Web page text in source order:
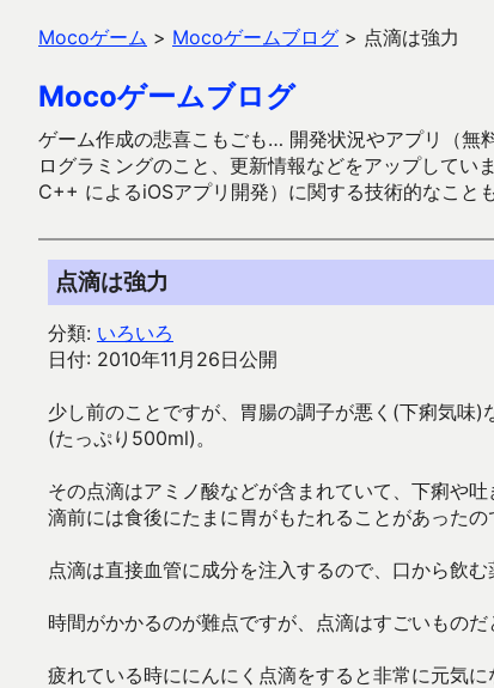
Mocoゲーム > Mocoゲームブログ > 点滴は強力
Mocoゲームブログ
ゲーム作成の悲喜こもごも… 開発状況やアプリ（
ログラミングのこと、更新情報などをアップして
C++ によるiOSアプリ開発）に関する技術的なこと
点滴は強力
分類: いろいろ
日付: 2010年11月26日公開
少し前のことですが、胃腸の調子が悪く(下痢気味
(たっぷり500ml)。
その点滴はアミノ酸などが含まれていて、下痢や
滴前には食後にたまに胃がもたれることがあったの
点滴は直接血管に成分を注入するので、口から飲
時間がかかるのが難点ですが、点滴はすごいものだ
疲れている時ににんにく点滴をすると非常に元気